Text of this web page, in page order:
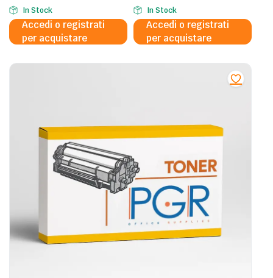
In Stock
Accedi o registrati
per acquistare
In Stock
Accedi o registrati
per acquistare